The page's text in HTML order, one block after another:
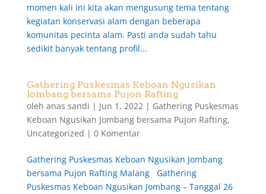
momen kali ini kita akan mengusung tema tentang
kegiatan konservasi alam dengan beberapa
komunitas pecinta alam. Pasti anda sudah tahu
sedikit banyak tentang profil...
Gathering Puskesmas Keboan Ngusikan
Jombang bersama Pujon Rafting
oleh anas sandi | Jun 1, 2022| Gathering Puskesmas
Keboan Ngusikan Jombang bersama Pujon Rafting,
Uncategorized | 0 Komentar
Gathering Puskesmas Keboan Ngusikan Jombang
bersama Pujon Rafting Malang Gathering
Puskesmas Keboan Ngusikan Jombang – Tanggal 26